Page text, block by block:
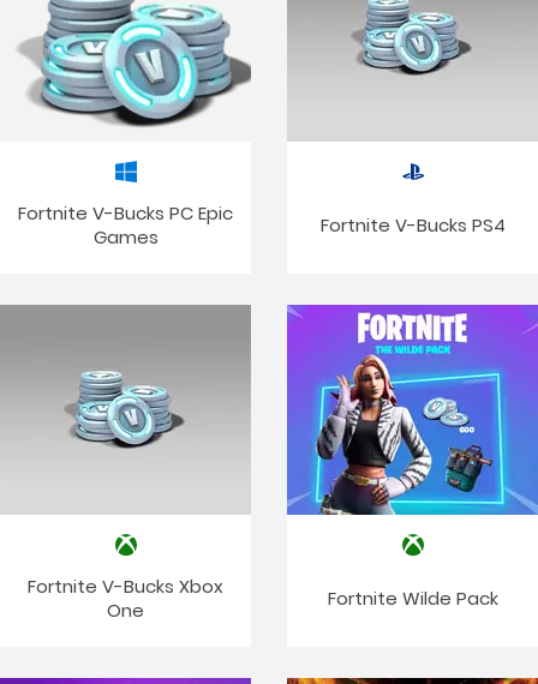
Fortnite V-Bucks PC Epic
Games
Fortnite V-Bucks PS4
Fortnite V-Bucks Xbox
One
Fortnite Wilde Pack